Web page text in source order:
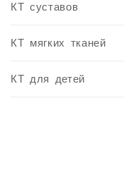
КТ суставов
КТ мягких тканей
КТ для детей